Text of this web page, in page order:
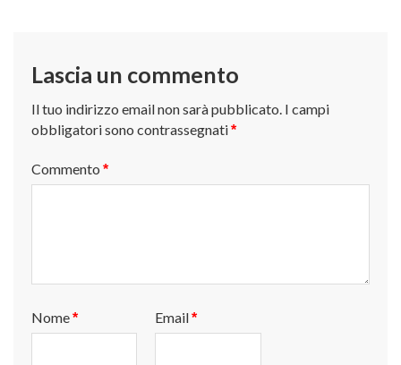
Lascia un commento
Il tuo indirizzo email non sarà pubblicato. I campi
obbligatori sono contrassegnati*
Commento *
Nome* Email*